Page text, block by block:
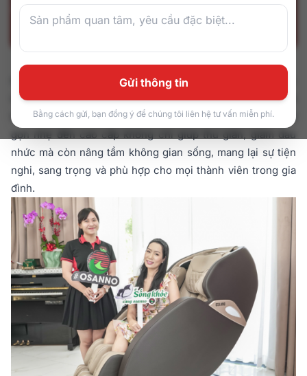
Nhà phố Việt Nam thường có diện tích hạn chế, vì vậy việc
lựa chọn ghế massage cần cân nhắc về kích thước, thiết
kế và công năng. Ghế massage OSANNO với các mẫu từ
gọn nhẹ đến cao cấp không chỉ giúp thư giãn, giảm đau
nhức mà còn nâng tầm không gian sống, mang lại sự tiện
nghi, sang trọng và phù hợp cho mọi thành viên trong gia
đình.
Gửi thông tin
Bằng cách gửi, bạn đồng ý để chúng tôi liên hệ tư vấn miễn phí.